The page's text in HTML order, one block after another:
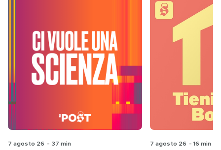
7 agosto 26 - 37 min 7 agosto 26 - 16 min